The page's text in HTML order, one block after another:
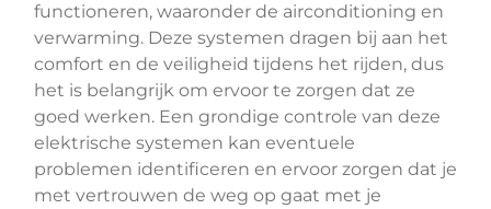
functioneren, waaronder de airconditioning en
verwarming. Deze systemen dragen bij aan het
comfort en de veiligheid tijdens het rijden, dus
het is belangrijk om ervoor te zorgen dat ze
goed werken. Een grondige controle van deze
elektrische systemen kan eventuele
problemen identificeren en ervoor zorgen dat je
met vertrouwen de weg op gaat met je